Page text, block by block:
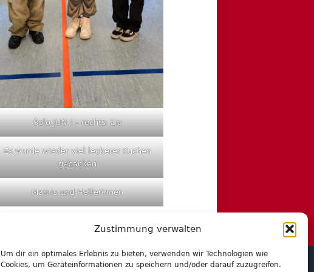
Zustimmung verwalten
Um dir ein optimales Erlebnis zu bieten, verwenden wir Technologien wie
Cookies, um Geräteinformationen zu speichern und/oder darauf zuzugreifen.
Solo JUN I – rechts: Lia
Es wurde wieder viel leckerer Kuchen
gebacken
Mamis und Helferinnen
Archiv